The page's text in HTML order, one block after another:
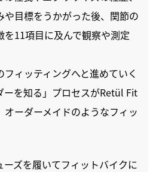
目標をうかがった後、関節の
11項目に及んで観察や測定
ィッティングへと進めていく
ーを知る」プロセスがRetül Fit
ーダーメイドのようなフィッ
ズを履いてフィットバイクに